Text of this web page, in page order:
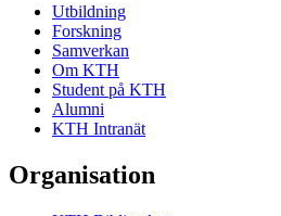
Utbildning
Forskning
Samverkan
Om KTH
Student på KTH
Alumni
KTH Intranät
Organisation